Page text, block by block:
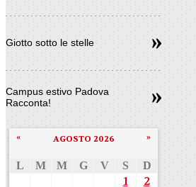
Giotto sotto le stelle
Campus estivo Padova
Racconta!
AGOSTO 2026
« »
L M M G V S D
1 2